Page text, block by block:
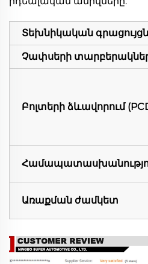
Տեխնիկական
Չափսերի
Բոլտերի ձևավորում
Առաքման ժամկետ